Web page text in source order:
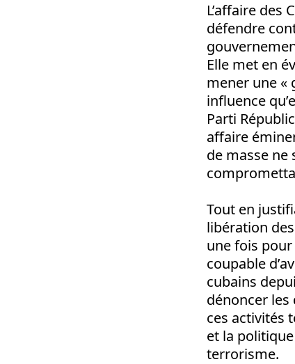
L’affaire des
défendre
Elle met en
mener une «
influence
Parti
affaire
de masse ne
Tout en
libération
une fois
coupable
cubains
dénoncer
ces activités
et la
terrorisme.